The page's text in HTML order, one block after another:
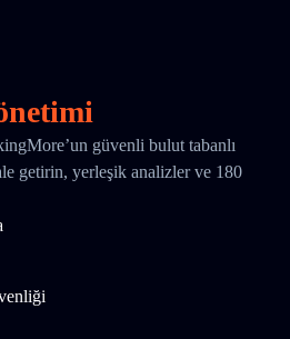
güvenli bulut tabanlı
getirin, yerleşik analizler ve 180